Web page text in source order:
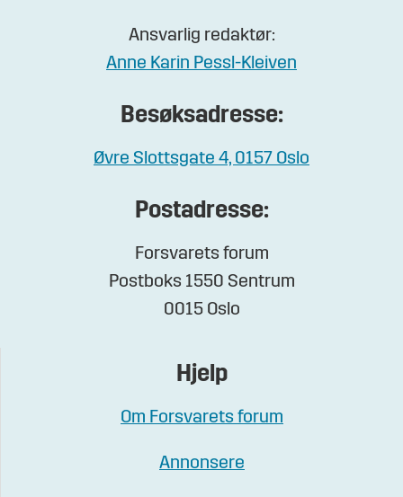
Ansvarlig redaktør:
Anne Karin Pessl-Kleiven
Besøksadresse:
Øvre Slottsgate 4, 0157 Oslo
Postadresse:
Forsvarets forum
Postboks 1550 Sentrum
0015 Oslo
Hjelp
Om Forsvarets forum
Annonsere